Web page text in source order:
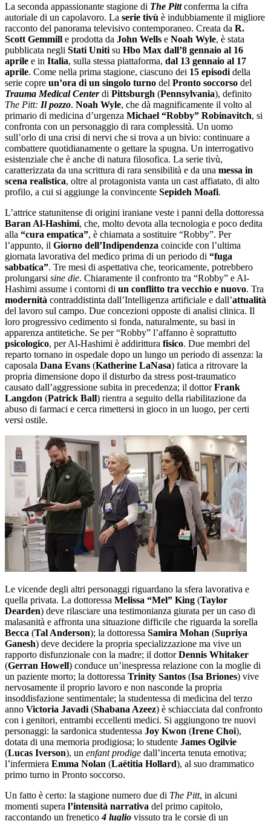
La seconda appassionante stagione di The Pittconferma la cifra
autoriale di un capolavoro. La serie tivù è indubbiamente il migliore
racconto del panorama televisivo contemporaneo. Creata da R.
Scott Gemmill e prodotta da John Wells e Noah Wyle, è stata
pubblicata negli Stati Uniti su Hbo Max dall’8 gennaio al 16
aprile e in Italia, sulla stessa piattaforma, dal 13 gennaio al 17
aprile. Come nella prima stagione, ciascuno dei 15 episodi della
serie copre un’ora di un singolo turno del Pronto soccorso del
Trauma Medical Centerdi Pittsburgh (Pennsylvania), definito
The Pitt: Il pozzo. Noah Wyle, che dà magnificamente il volto al
primario di medicina d’urgenza Michael “Robby” Robinavitch, si
confronta con un personaggio di rara complessità. Un uomo
sull’orlo di una crisi di nervi che si trova a un bivio: continuare a
combattere quotidianamente o gettare la spugna. Un interrogativo
esistenziale che è anche di natura filosofica. La serie tivù,
caratterizzata da una scrittura di rara sensibilità e da una messa in
scena realistica, oltre al protagonista vanta un cast affiatato, di alto
profilo, a cui si aggiunge la convincente Sepideh Moafi.
L’attrice statunitense di origini iraniane veste i panni della dottoressa
Baran Al-Hashimi, che, molto devota alla tecnologia e poco dedita
alla “cura empatica”, è chiamata a sostituire “Robby”. Per
l’appunto, il Giorno dell’Indipendenza coincide con l’ultima
giornata lavorativa del medico prima di un periodo di “fuga
sabbatica”. Tre mesi di aspettativa che, teoricamente, potrebbero
prolungarsi sine die. Chiaramente il confronto tra “Robby” e Al-
Hashimi assume i contorni di un conflitto tra vecchio e nuovo. Tra
modernità contraddistinta dall’Intelligenza artificiale e dall’attualità
del lavoro sul campo. Due concezioni opposte di analisi clinica. Il
loro progressivo cedimento si fonda, naturalmente, su basi in
apparenza antitetiche. Se per “Robby” l’affanno è soprattutto
psicologico, per Al-Hashimi è addirittura fisico. Due membri del
reparto tornano in ospedale dopo un lungo un periodo di assenza: la
caposala Dana Evans (Katherine LaNasa) fatica a ritrovare la
propria dimensione dopo il disturbo da stress post-traumatico
causato dall’aggressione subita in precedenza; il dottorFrank
Langdon (Patrick Ball) rientra a seguito della riabilitazione da
abuso di farmaci e cerca rimettersi in gioco in un luogo, per certi
versi ostile.
Le vicende degli altri personaggi riguardano la sfera lavorativa e
quella privata. La dottoressa Melissa “Mel” King (Taylor
Dearden) deve rilasciare una testimonianza giurata per un caso di
malasanità e affronta una situazione difficile che riguarda la sorella
Becca (Tal Anderson); la dottoressa Samira Mohan (Supriya
Ganesh) deve decidere la propria specializzazione ma vive un
rapporto disfunzionale con la madre; il dottorDennis Whitaker
(Gerran Howell) conduce un’inespressa relazione con la moglie di
un paziente morto; la dottoressa Trinity Santos (Isa Briones) vive
nervosamente il proprio lavoro e non nasconde la propria
insoddisfazione sentimentale; la studentessa di medicina del terzo
anno Victoria Javadi (Shabana Azeez) è schiacciata dal confronto
con i genitori, entrambi eccellenti medici. Si aggiungono tre nuovi
personaggi: la sardonica studentessa Joy Kwon (Irene Choi),
dotata di una memoria prodigiosa; lo studente James Ogilvie
(Lucas Iverson), un enfant prodige dall’incerta tenuta emotiva;
l’infermiera Emma Nolan (Laëtitia Hollard), al suo drammatico
primo turno in Pronto soccorso.
Un fatto è certo: la stagione numero due di The Pitt, in alcuni
momenti supera l’intensità narrativa del primo capitolo,
raccontando un frenetico4 luglio vissuto tra le corsie di un